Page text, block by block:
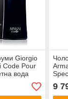
Giorgio
Code Pour
вода
9